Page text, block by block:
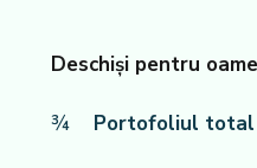
Deschiși pentru
¾ Portofoliul total